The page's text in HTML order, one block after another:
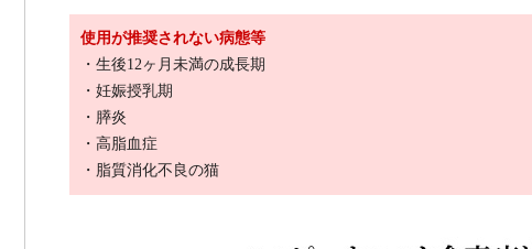
使用が推奨されない病態等
・生後12ヶ月未満の成長期
・妊娠授乳期
・膵炎
・高脂血症
・脂質消化不良の猫